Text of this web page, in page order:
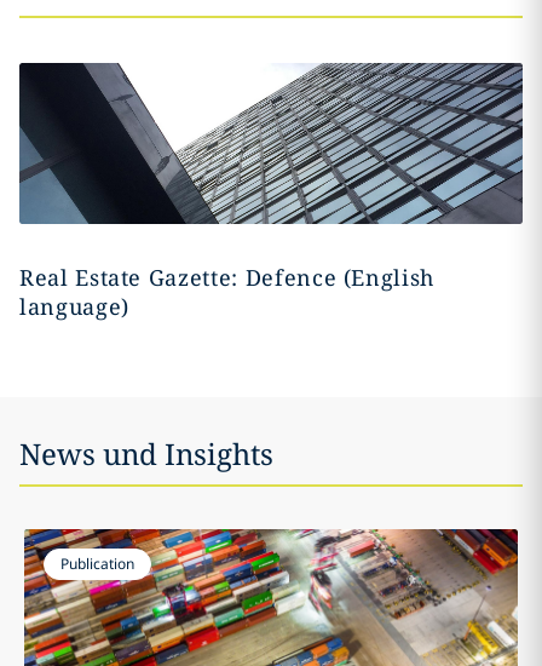
Real Estate Gazette: Defence (English
language)
News und Insights
Publication